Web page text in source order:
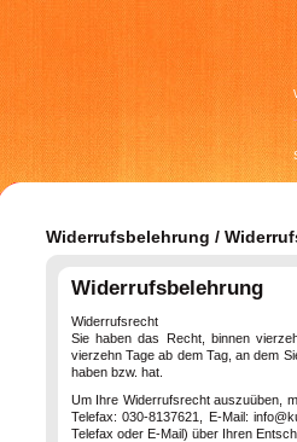
Widerrufsbelehrung /
Widerrufsbelehrung
Widerrufsrecht
Sie haben das Recht, binnen
vierzehn Tage ab dem Tag, an dem
haben bzw. hat.
Um Ihre Widerrufsrecht auszuüben,
Telefax: 030-8137621, E-Mail:
Telefax oder E-Mail) über Ihren